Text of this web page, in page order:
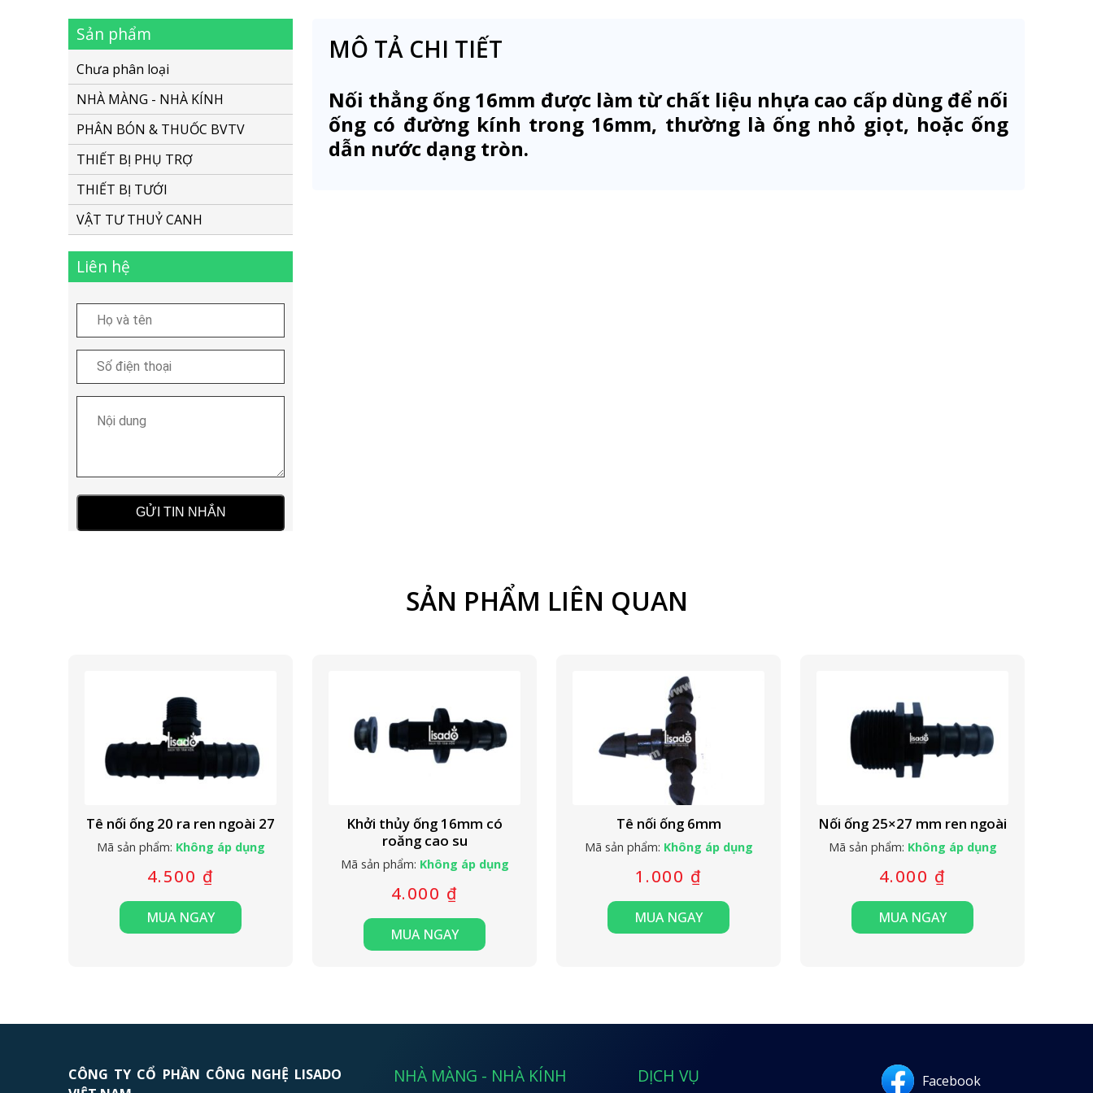
Sản phẩm
Chưa phân loại
NHÀ MÀNG - NHÀ KÍNH
PHÂN BÓN & THUỐC BVTV
THIẾT BỊ PHỤ TRỢ
THIẾT BỊ TƯỚI
VẬT TƯ THUỶ CANH
Liên hệ
MÔ TẢ CHI TIẾT
Nối thẳng ống 16mm được làm từ chất liệu nhựa cao cấp dùng để nối
ống có đường kính trong 16mm, thường là ống nhỏ giọt, hoặc ống
dẫn nước dạng tròn.
SẢN PHẨM LIÊN QUAN
Tê nối ống 20 ra ren ngoài 27
Mã sản phẩm: Không áp dụng
4.500 ₫
MUA NGAY
Khởi thủy ống 16mm có
roăng cao su
Mã sản phẩm: Không áp dụng
4.000 ₫
MUA NGAY
Tê nối ống 6mm
Mã sản phẩm: Không áp dụng
1.000 ₫
MUA NGAY
Nối ống 25×27 mm ren ngoài
Mã sản phẩm: Không áp dụng
4.000 ₫
MUA NGAY
CÔNG TY CỔ PHẦN CÔNG NGHỆ LISADO
NHÀ MÀNG - NHÀ KÍNH DỊCH VỤ Facebook